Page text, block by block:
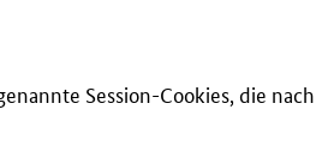
Session-Cookies, die